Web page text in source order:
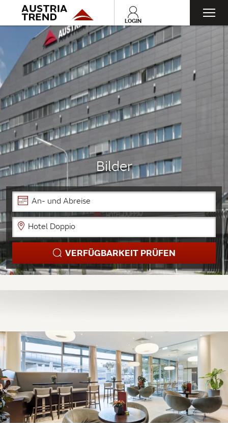
LOGIN
Bilder
An- und Abreise
Hotel Doppio
VERFÜGBARKEIT PRÜFEN